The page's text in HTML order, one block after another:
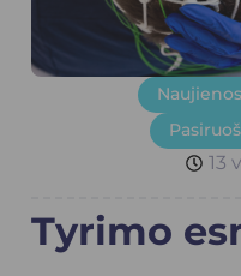
Naujienos
13
Tyrimo